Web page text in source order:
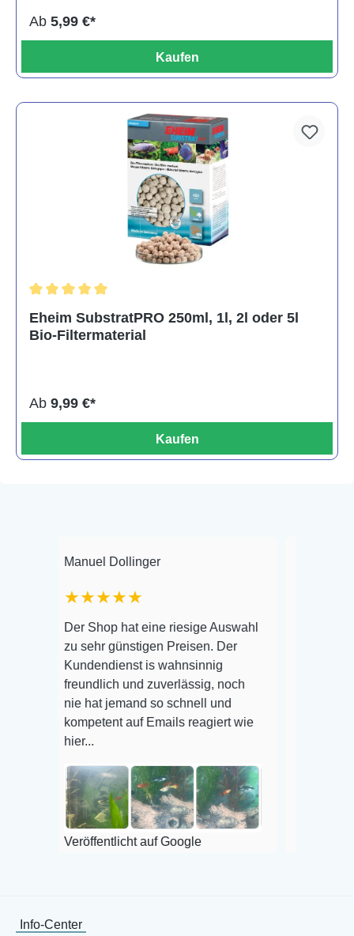
Ab 5,99 €*
Kaufen
Eheim SubstratPRO 250ml, 1l, 2l oder 5l
Bio-Filtermaterial
Ab 9,99 €*
Kaufen
Manuel Dollinger
★★★★★
Der Shop hat eine riesige Auswahl
zu sehr günstigen Preisen. Der
Kundendienst is wahnsinnig
freundlich und zuverlässig, noch
nie hat jemand so schnell und
kompetent auf Emails reagiert wie
Veröffentlicht auf Google
Auswahl plus
Info-Center